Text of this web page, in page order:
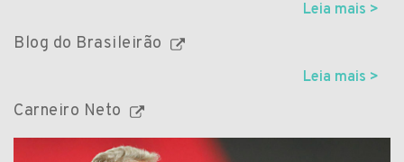
Leia mais >
Blog do Brasileirão
Leia mais >
Carneiro Neto